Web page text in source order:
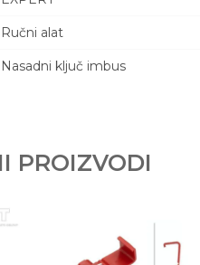
Ručni alat
Nasadni ključ imbus
PROIZVODI